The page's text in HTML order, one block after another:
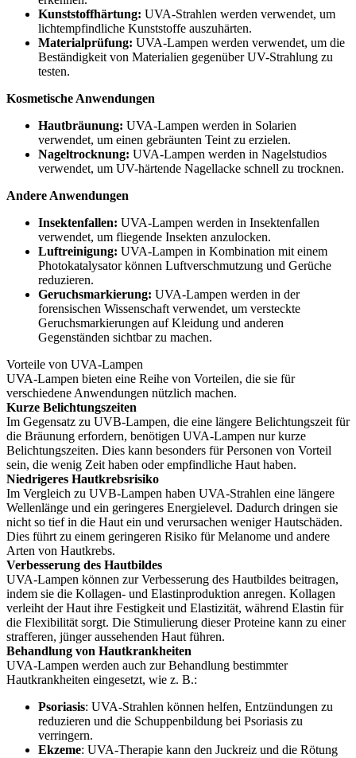
Kunststoffhärtung: UVA-Strahlen werden verwendet, um
lichtempfindliche Kunststoffe auszuhärten.
Materialprüfung: UVA-Lampen werden verwendet, um die
Beständigkeit von Materialien gegenüber UV-Strahlung zu
testen.
Kosmetische Anwendungen
Hautbräunung: UVA-Lampen werden in Solarien
verwendet, um einen gebräunten Teint zu erzielen.
Nageltrocknung: UVA-Lampen werden in Nagelstudios
verwendet, um UV-härtende Nagellacke schnell zu trocknen.
Andere Anwendungen
Insektenfallen: UVA-Lampen werden in Insektenfallen
verwendet, um fliegende Insekten anzulocken.
Luftreinigung: UVA-Lampen in Kombination mit einem
Photokatalysator können Luftverschmutzung und Gerüche
reduzieren.
Geruchsmarkierung: UVA-Lampen werden in der
forensischen Wissenschaft verwendet, um versteckte
Geruchsmarkierungen auf Kleidung und anderen
Gegenständen sichtbar zu machen.
Vorteile von UVA-Lampen
UVA-Lampen bieten eine Reihe von Vorteilen, die sie für
verschiedene Anwendungen nützlich machen.
Kurze Belichtungszeiten
Im Gegensatz zu UVB-Lampen, die eine längere Belichtungszeit für
die Bräunung erfordern, benötigen UVA-Lampen nur kurze
Belichtungszeiten. Dies kann besonders für Personen von Vorteil
sein, die wenig Zeit haben oder empfindliche Haut haben.
Niedrigeres Hautkrebsrisiko
Im Vergleich zu UVB-Lampen haben UVA-Strahlen eine längere
Wellenlänge und ein geringeres Energielevel. Dadurch dringen sie
nicht so tief in die Haut ein und verursachen weniger Hautschäden.
Dies führt zu einem geringeren Risiko für Melanome und andere
Arten von Hautkrebs.
Verbesserung des Hautbildes
UVA-Lampen können zur Verbesserung des Hautbildes beitragen,
indem sie die Kollagen- und Elastinproduktion anregen. Kollagen
verleiht der Haut ihre Festigkeit und Elastizität, während Elastin für
die Flexibilität sorgt. Die Stimulierung dieser Proteine kann zu einer
strafferen, jünger aussehenden Haut führen.
Behandlung von Hautkrankheiten
UVA-Lampen werden auch zur Behandlung bestimmter
Hautkrankheiten eingesetzt, wie z. B.:
Psoriasis: UVA-Strahlen können helfen, Entzündungen zu
reduzieren und die Schuppenbildung bei Psoriasis zu
verringern.
Ekzeme: UVA-Therapie kann den Juckreiz und die Rötung